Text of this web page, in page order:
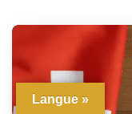
Langue »